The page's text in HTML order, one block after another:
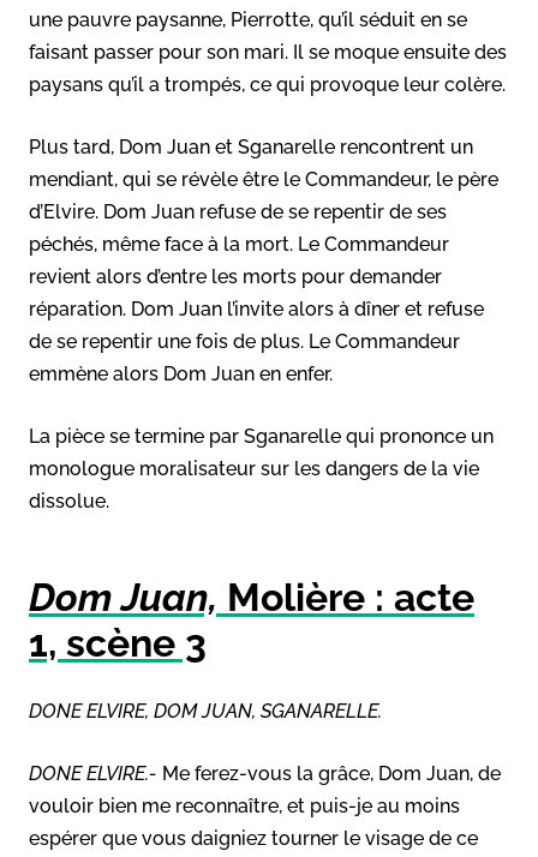
une pauvre paysanne, Pierrotte, qu’il séduit en se
faisant passer pour son mari. Il se moque ensuite des
paysans qu’il a trompés, ce qui provoque leur colère.
Plus tard, Dom Juan et Sganarelle rencontrent un
mendiant, qui se révèle être le Commandeur, le père
d’Elvire. Dom Juan refuse de se repentir de ses
péchés, même face à la mort. Le Commandeur
revient alors d’entre les morts pour demander
réparation. Dom Juan l’invite alors à dîner et refuse
de se repentir une fois de plus. Le Commandeur
emmène alors Dom Juan en enfer.
La pièce se termine par Sganarelle qui prononce un
monologue moralisateur sur les dangers de la vie
dissolue.
Dom Juan, Molière : acte
1, scène 3
DONE ELVIRE, DOM JUAN, SGANARELLE.
DONE ELVIRE.- Me ferez-vous la grâce, Dom Juan, de
vouloir bien me reconnaître, et puis-je au moins
espérer que vous daigniez tourner le visage de ce